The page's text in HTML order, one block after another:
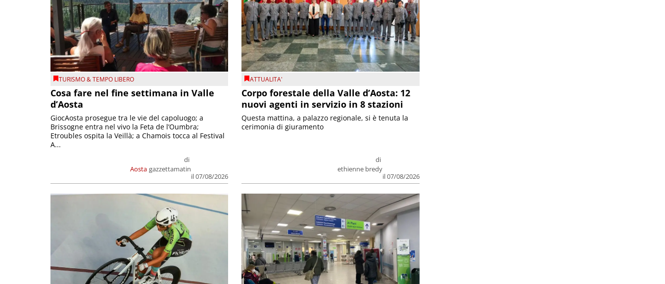
TURISMO & TEMPO LIBERO
Cosa fare nel fine settimana in Valle
d’Aosta
Aosta
di
gazzettamatin
il 07/08/2026
GiocAosta prosegue tra le vie del capoluogo; a
Brissogne entra nel vivo la Feta de l’Oumbra;
Etroubles ospita la Veillà; a Chamois tocca al Festival
A...
ATTUALITA'
Corpo forestale della Valle d’Aosta: 12
nuovi agenti in servizio in 8 stazioni
di
ethienne bredy
il 07/08/2026
Questa mattina, a palazzo regionale, si è tenuta la
cerimonia di giuramento